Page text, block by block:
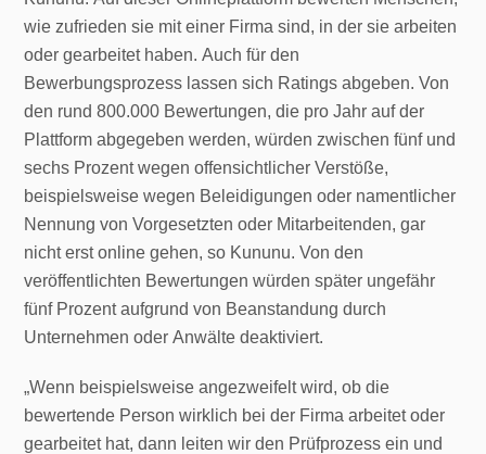
wie zufrieden sie mit einer Firma sind, in der sie arbeiten
oder gearbeitet haben. Auch für den
Bewerbungsprozess lassen sich Ratings abgeben. Von
den rund 800.000 Bewertungen, die pro Jahr auf der
Plattform abgegeben werden, würden zwischen fünf und
sechs Prozent wegen offensichtlicher Verstöße,
beispielsweise wegen Beleidigungen oder namentlicher
Nennung von Vorgesetzten oder Mitarbeitenden, gar
nicht erst online gehen, so Kununu. Von den
veröffentlichten Bewertungen würden später ungefähr
fünf Prozent aufgrund von Beanstandung durch
Unternehmen oder Anwälte deaktiviert.
„Wenn beispielsweise angezweifelt wird, ob die
bewertende Person wirklich bei der Firma arbeitet oder
gearbeitet hat, dann leiten wir den Prüfprozess ein und